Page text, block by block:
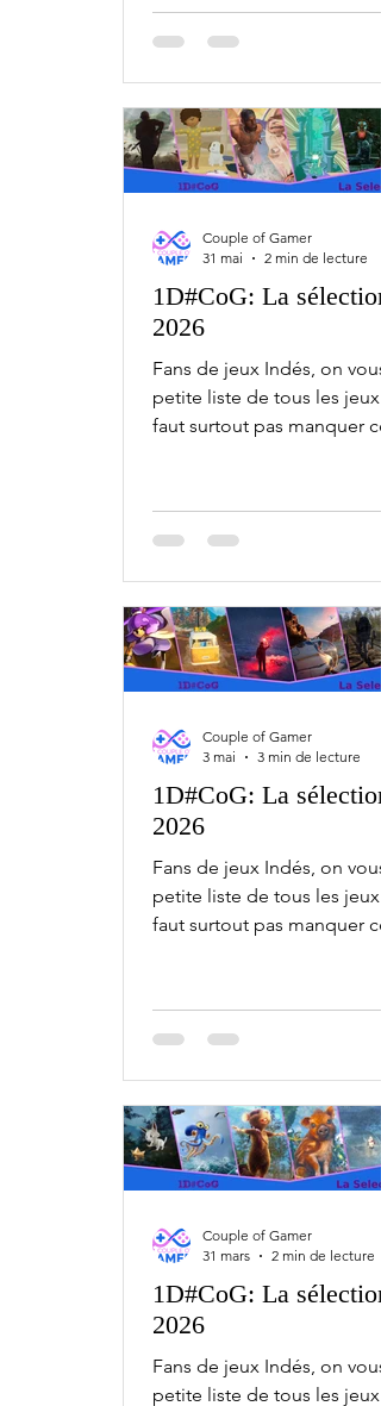
Chaque mois, il y a bien
indépendants qui sortent
juillet By My Side - Early
Cat Mail Co. - PC Esports
2026 - PC 7 juillet
1D#CoG: La
2026
Fans de jeux Indés, on
petite liste de tous les jeux
faut surtout pas manquer
Chaque mois, il y a bien
indépendants qui sortent
Housing - PC Underchoice - PC 2 juin
Remorses - PC Fatekeeper -
Access Campsite Hustle! -
3 juin Gombo - Earl
Couple of Gamer
31 mai
2 min de lecture
1D#CoG: La
2026
Fans de jeux Indés, on
petite liste de tous les jeux
faut surtout pas manquer
Chaque mois, il y a bien
indépendants qui sortent
mai MOTORSLICE - PC
Early Access Wax Heads -
PS5, Switch 6 mai Farever -
Couple of Gamer
3 mai
3 min de lecture
1D#CoG: La
2026
Fans de jeux Indés, on
petite liste de tous les jeux
Couple of Gamer
31 mars
2 min de lecture